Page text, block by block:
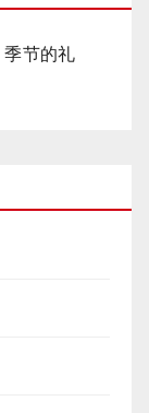
季节的礼